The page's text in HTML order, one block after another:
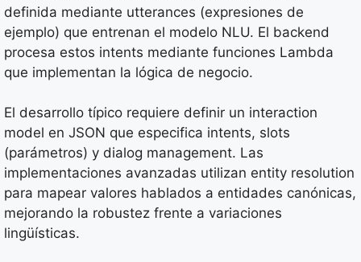
definida mediante utterances (expresiones de
ejemplo) que entrenan el modelo NLU. El backend
procesa estos intents mediante funciones Lambda
que implementan la lógica de negocio.
El desarrollo típico requiere definir un interaction
model en JSON que especifica intents, slots
(parámetros) y dialog management. Las
implementaciones avanzadas utilizan entity resolution
para mapear valores hablados a entidades canónicas,
mejorando la robustez frente a variaciones
lingüísticas.